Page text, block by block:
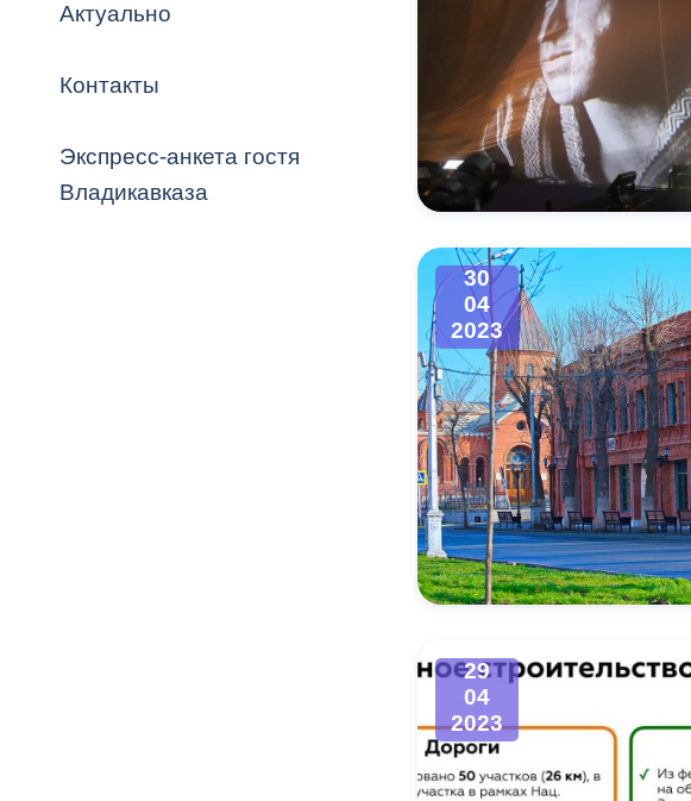
Распоряжения, постановления
ОРВ и экспертиза НПА
Оценка деятельности органов
местного самоуправления
Открытые данные
Информация о результатах
проверок
Муниципальный контроль
Актуально
Контакты
Экспресс-анкета гостя
Владикавказа
30
04
2023
29
04
2023